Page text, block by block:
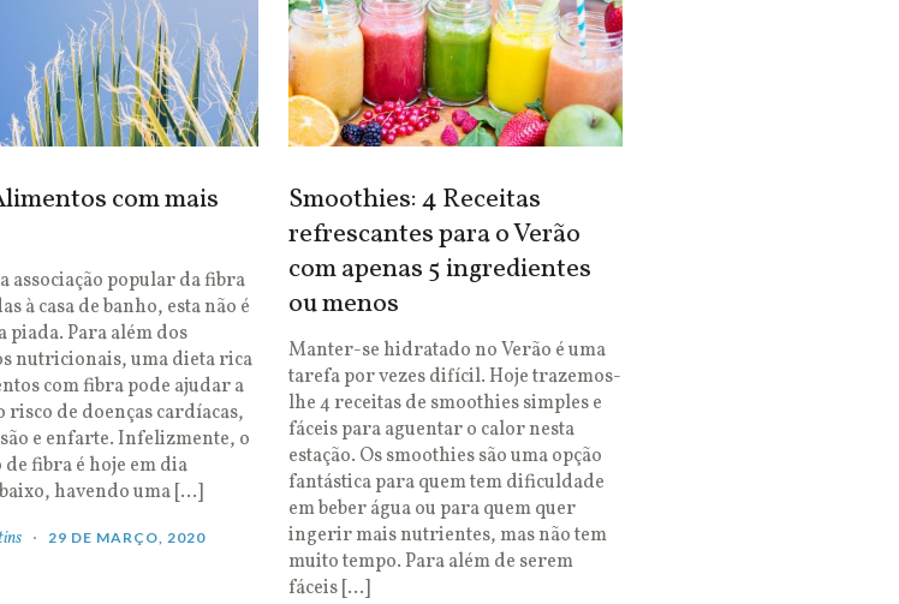
com mais
associação popular da fibra
à casa de banho, esta não é
piada. Para além dos
nutricionais, uma dieta rica
com fibra pode ajudar a
de doenças cardíacas,
e enfarte. Infelizmente, o
de fibra é hoje em dia
havendo uma […]
29 DE MARÇO, 2020
Smoothies: 4 Receitas
refrescantes para o Verão
com apenas 5 ingredientes
ou menos
Manter-se hidratado no Verão é uma
tarefa por vezes difícil. Hoje trazemos-
lhe 4 receitas de smoothies simples e
fáceis para aguentar o calor nesta
estação. Os smoothies são uma opção
fantástica para quem tem dificuldade
em beber água ou para quem quer
ingerir mais nutrientes, mas não tem
muito tempo. Para além de serem
fáceis […]